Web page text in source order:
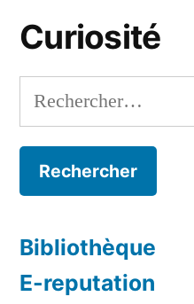
Curiosité
Rechercher :
Bibliothèque
E-reputation